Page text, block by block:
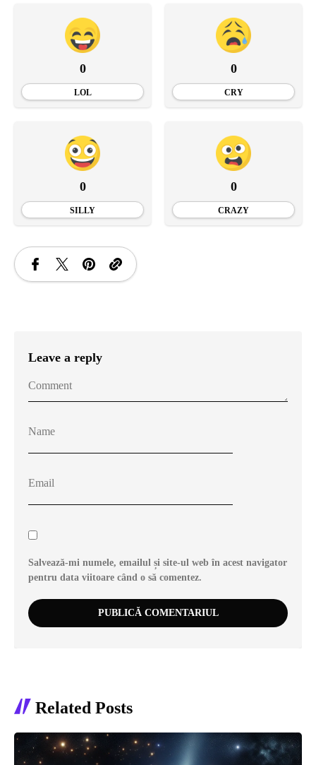
0
LOL
0
CRY
0
SILLY
0
CRAZY
Leave a reply
Salvează-mi numele, emailul și site-ul web în acest navigator
pentru data viitoare când o să comentez.
Related Posts